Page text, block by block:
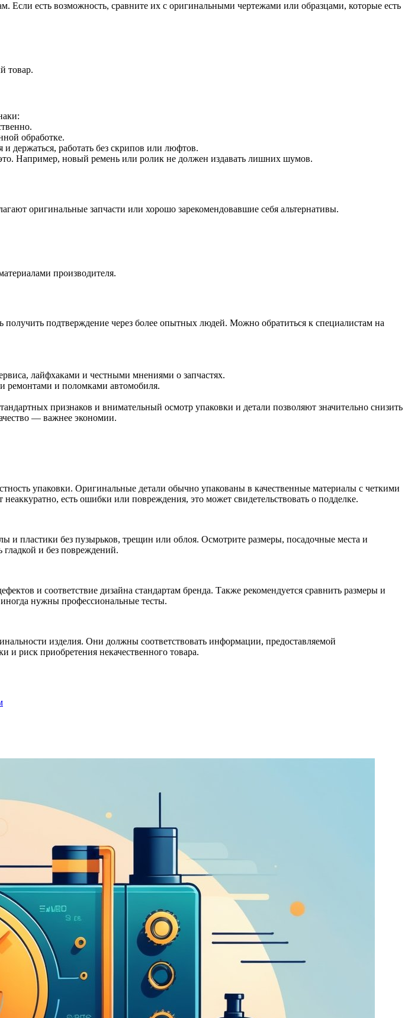
Если есть возможность, сравните их с оригинальными чертежами или образцами, которые есть
товар.
обработке.
держаться, работать без скрипов или люфтов.
Например, новый ремень или ролик не должен издавать лишних шумов.
оригинальные запчасти или хорошо зарекомендовавшие себя альтернативы.
производителя.
подтверждение через более опытных людей. Можно обратиться к специалистам на
лайфхаками и честными мнениями о запчастях.
ремонтами и поломками автомобиля.
признаков и внимательный осмотр упаковки и детали позволяют значительно снизить
— важнее экономии.
упаковки. Оригинальные детали обычно упакованы в качественные материалы с четкими
есть ошибки или повреждения, это может свидетельствовать о подделке.
и пластики без пузырьков, трещин или облоя. Осмотрите размеры, посадочные места и
и без повреждений.
и соответствие дизайна стандартам бренда. Также рекомендуется сравнить размеры и
нужны профессиональные тесты.
изделия. Они должны соответствовать информации, предоставляемой
и риск приобретения некачественного товара.